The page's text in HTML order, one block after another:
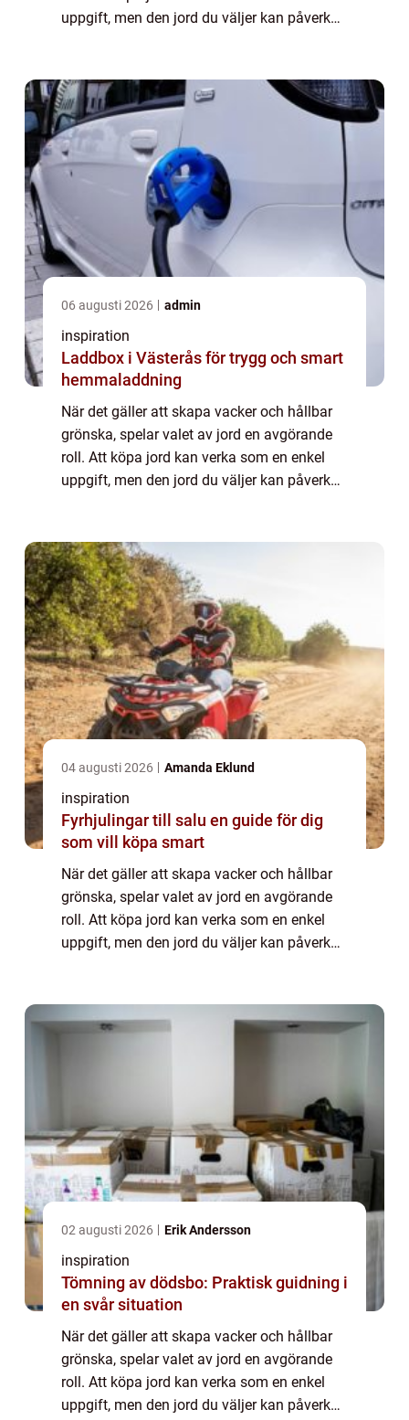
uppgift, men den jord du väljer kan påverka
06 augusti 2026 admin
inspiration
Laddbox i Västerås för trygg och smart
hemmaladdning
När det gäller att skapa vacker och hållbar
grönska, spelar valet av jord en avgörande
roll. Att köpa jord kan verka som en enkel
uppgift, men den jord du väljer kan påverka
04 augusti 2026 Amanda Eklund
inspiration
Fyrhjulingar till salu en guide för dig
som vill köpa smart
När det gäller att skapa vacker och hållbar
grönska, spelar valet av jord en avgörande
roll. Att köpa jord kan verka som en enkel
uppgift, men den jord du väljer kan påverka
02 augusti 2026 Erik Andersson
inspiration
Tömning av dödsbo: Praktisk guidning i
en svår situation
När det gäller att skapa vacker och hållbar
grönska, spelar valet av jord en avgörande
roll. Att köpa jord kan verka som en enkel
uppgift, men den jord du väljer kan påverka